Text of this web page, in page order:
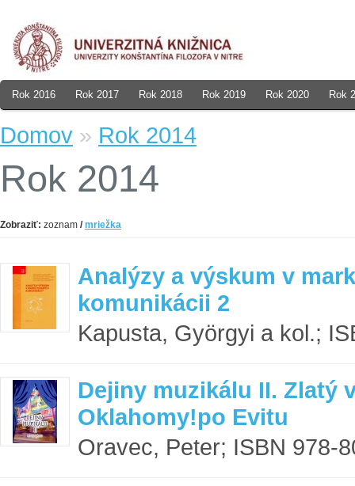
Rok 2016 Rok 2017 Rok 2018 Rok 2019 Rok 2020 Rok
Domov » Rok 2014
Rok 2014
Zobraziť: zoznam / mriežka
Analýzy a výskum v
komunikácii 2
Kapusta, Györgyi a kol.;
Dejiny muzikálu II. Zlatý
Oklahomy!po Evitu
Oravec, Peter; ISBN 978-